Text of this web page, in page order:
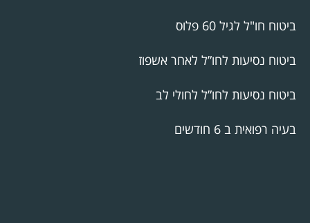
ביטוח חו"ל לגיל 60 פלוס
ביטוח נסיעות לחו”ל לאחר אשפוז
ביטוח נסיעות לחו”ל לחולי לב
בעיה רפואית ב 6 חודשים